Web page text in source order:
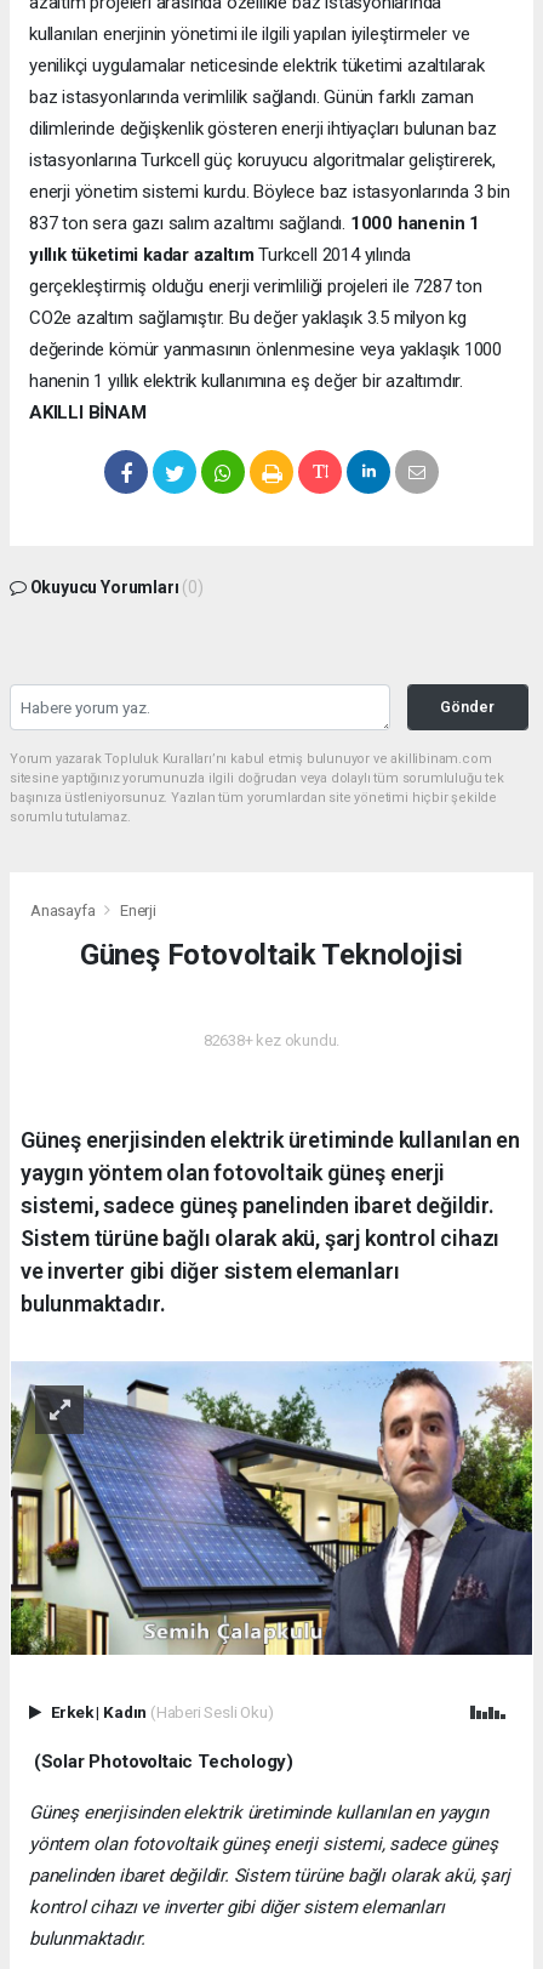
kullanılan enerjinin yönetimi ile ilgili yapılan iyileştirmeler ve
yenilikçi uygulamalar neticesinde elektrik tüketimi azaltılarak
baz istasyonlarında verimlilik sağlandı. Günün farklı zaman
dilimlerinde değişkenlik gösteren enerji ihtiyaçları bulunan baz
istasyonlarına Turkcell güç koruyucu algoritmalar geliştirerek,
enerji yönetim sistemi kurdu. Böylece baz istasyonlarında 3 bin
837 ton sera gazı salım azaltımı sağlandı. 1000 hanenin 1
yıllık tüketimi kadar azaltımTurkcell 2014 yılında
gerçekleştirmiş olduğu enerji verimliliği projeleri ile 7287 ton
CO2e azaltım sağlamıştır. Bu değer yaklaşık 3.5 milyon kg
değerinde kömür yanmasının önlenmesine veya yaklaşık 1000
hanenin 1 yıllık elektrik kullanımına eş değer bir azaltımdır.
AKILLI BİNAM
Okuyucu Yorumları (0)
Gönder
Yorum yazarak Topluluk Kuralları’nı kabul etmiş bulunuyor ve akillibinam.com
sitesine yaptığınız yorumunuzla ilgili doğrudan veya dolaylı tüm sorumluluğu tek
başınıza üstleniyorsunuz. Yazılan tüm yorumlardan site yönetimi hiçbir şekilde
sorumlu tutulamaz.
Anasayfa Enerji
Güneş Fotovoltaik Teknolojisi
82638+ kez okundu.
Güneş enerjisinden elektrik üretiminde kullanılan en
yaygın yöntem olan fotovoltaik güneş enerji
sistemi, sadece güneş panelinden ibaret değildir.
Sistem türüne bağlı olarak akü, şarj kontrol cihazı
ve inverter gibi diğer sistem elemanları
bulunmaktadır.
Erkek| Kadın (Haberi Sesli Oku)
(Solar Photovoltaic Techology)
Güneş enerjisinden elektrik üretiminde kullanılan en yaygın
yöntem olan fotovoltaik güneş enerji sistemi, sadece güneş
panelinden ibaret değildir. Sistem türüne bağlı olarak akü, şarj
kontrol cihazı ve inverter gibi diğer sistem elemanları
bulunmaktadır.